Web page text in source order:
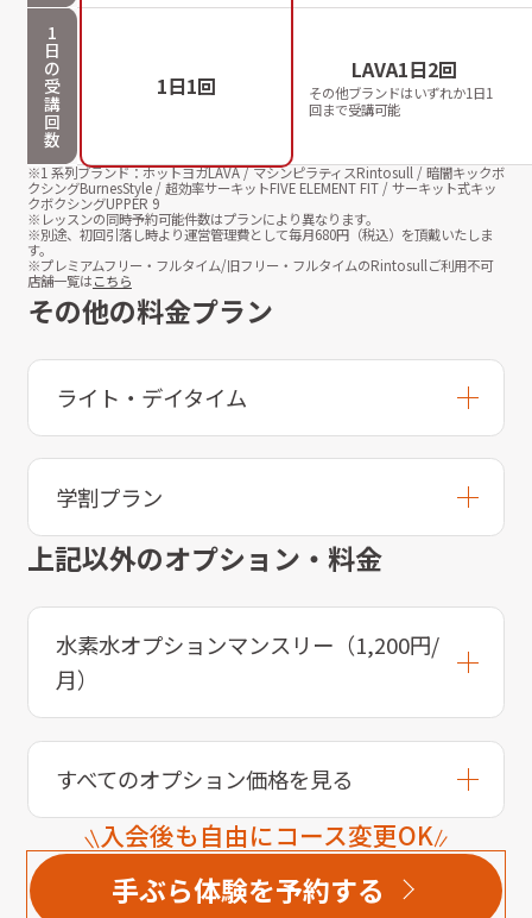
1
日
の
受
講
回
数
1日1回
LAVA1日2回
その他ブランドはいずれか1日1
回まで受講可能
※1 系列ブランド：ホットヨガLAVA / マシンピラティスRintosull / 暗闇キックボ
クシングBurnesStyle / 超効率サーキットFIVE ELEMENT FIT / サーキット式キッ
クボクシングUPPER 9
※レッスンの同時予約可能件数はプランにより異なります。
※別途、初回引落し時より運営管理費として毎月680円（税込）を頂戴いたしま
す。
※プレミアムフリー・フルタイム/旧フリー・フルタイムのRintosullご利用不可
店舗一覧はこちら
その他の料金プラン
ライト・デイタイム
学割プラン
上記以外のオプション・料金
水素水オプションマンスリー（1,200円/
月）
すべてのオプション価格を見る
入会後も自由にコース変更OK
手ぶら体験を予約する